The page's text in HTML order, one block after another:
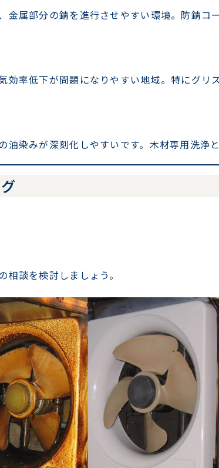
金属部分の錆を進行させやすい環境。防錆コ
効率低下が問題になりやすい地域。特にグリ
染みが深刻化しやすいです。木材専用洗浄
談を検討しましょう。